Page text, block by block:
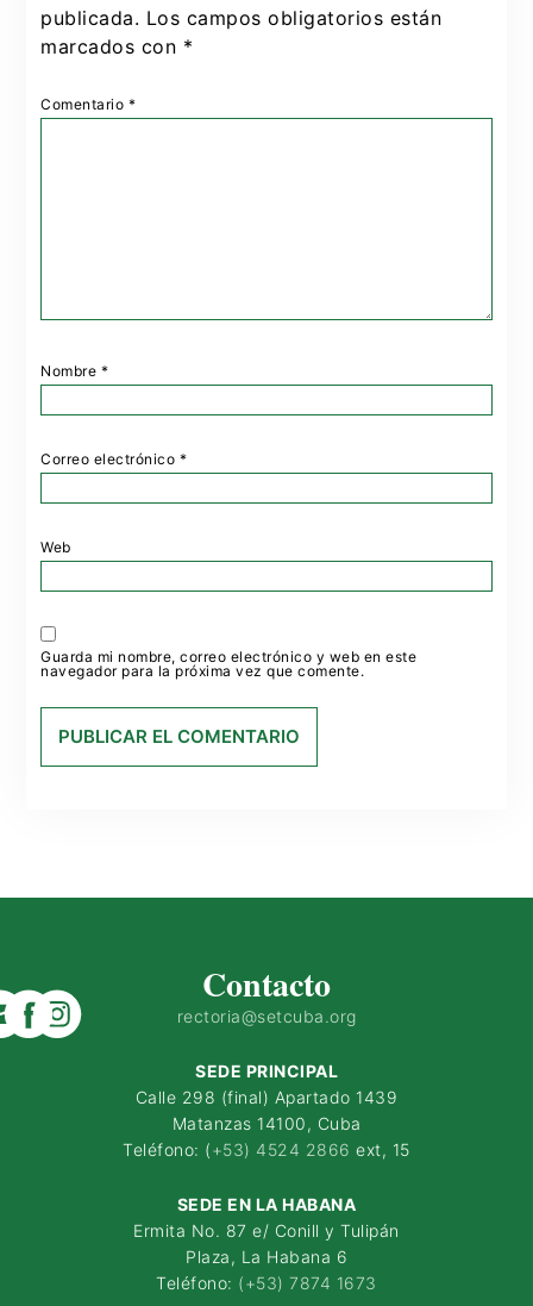
publicada. Los campos obligatorios están
marcados con *
Comentario *
Nombre *
Correo electrónico *
Web
Guarda mi nombre, correo electrónico y web en este
navegador para la próxima vez que comente.
Contacto
rectoria@setcuba.org
SEDE PRINCIPAL
Calle 298 (final) Apartado 1439
Matanzas 14100, Cuba
Teléfono: (+53) 4524 2866 ext, 15
SEDE EN LA HABANA
Ermita No. 87 e/ Conill y Tulipán
Plaza, La Habana 6
Teléfono: (+53) 7874 1673